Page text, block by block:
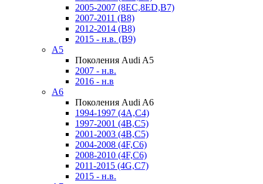
2005-2007 (8EC,8ED,B7)
2007-2011 (B8)
2012-2014 (B8)
2015 - н.в. (B9)
A5
Поколения Audi A5
2007 - н.в.
2016 - н.в
A6
Поколения Audi A6
1994-1997 (4A,C4)
1997-2001 (4B,C5)
2001-2003 (4B,C5)
2004-2008 (4F,C6)
2008-2010 (4F,C6)
2011-2015 (4G,C7)
2015 - н.в.